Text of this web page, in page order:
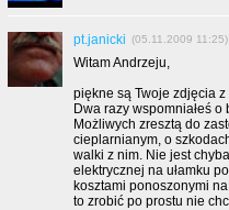
pt.janicki (05.11.2009 11:25)
Witam Andrzeju,
piękne są Twoje zdjęcia
Dwa razy wspomniałeś
Możliwych zresztą do
cieplarnianym, o
walki z nim. Nie jest
elektrycznej na ułamku
kosztami ponoszonymi
to zrobić po prostu nie